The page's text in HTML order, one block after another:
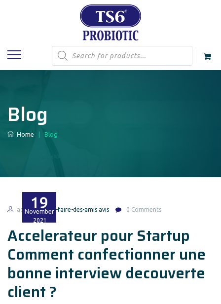
Products
search
Blog
Home Blog
19
November
2021
admin se-faire-des-amis avis 0 Comments
Accelerateur pour Startup
Comment confectionner une
bonne interview decouverte
client ?